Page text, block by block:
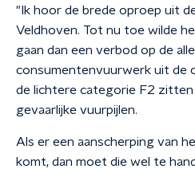
"Ik hoor de brede oproep uit
Veldhoven. Tot nu toe wilde
gaan dan een verbod op de
consumentenvuurwerk uit de
de lichtere categorie F2
gevaarlijke vuurpijlen.
Als er een aanscherping van
komt, dan moet die wel te